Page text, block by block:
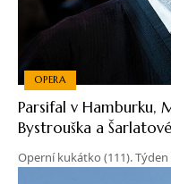
OPERA
Parsifal v Hamburku,
Bystrouška a
Operní kukátko (111).